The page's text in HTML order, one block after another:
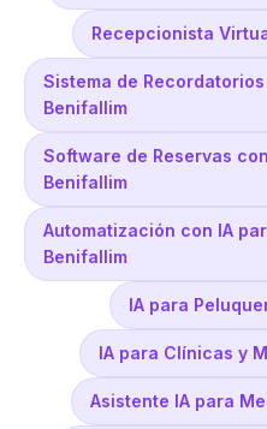
Recepcionista
Sistema de
Benifallim
Software de Reservas
Benifallim
Automatización con IA
Benifallim
IA para
IA para Clínicas y
Asistente IA para